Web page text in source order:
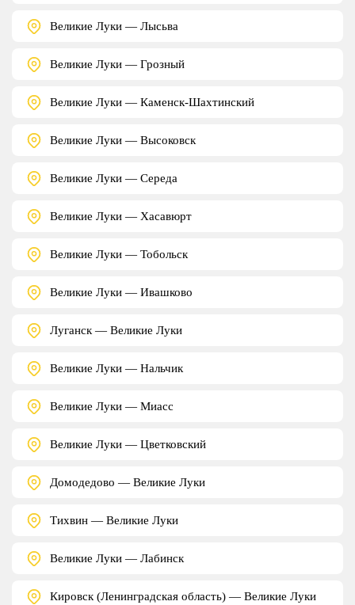
Великие Луки — Лысьва
Великие Луки — Грозный
Великие Луки — Каменск-Шахтинский
Великие Луки — Высоковск
Великие Луки — Середа
Великие Луки — Хасавюрт
Великие Луки — Тобольск
Великие Луки — Ивашково
Луганск — Великие Луки
Великие Луки — Нальчик
Великие Луки — Миасс
Великие Луки — Цветковский
Домодедово — Великие Луки
Тихвин — Великие Луки
Великие Луки — Лабинск
Кировск (Ленинградская область) — Великие Луки